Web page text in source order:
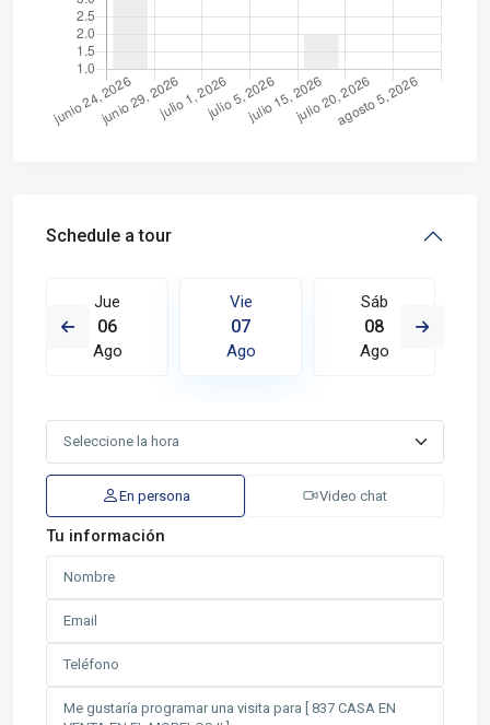
Schedule a tour
Jue
06
Ago
Vie
07
Ago
Sáb
08
Ago
En persona Video chat
Tu información